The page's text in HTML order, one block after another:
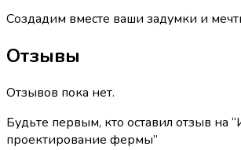
Создадим вместе ваши задумки и
Отзывы
Отзывов пока нет.
Будьте первым, кто оставил отзыв на
проектирование фермы”